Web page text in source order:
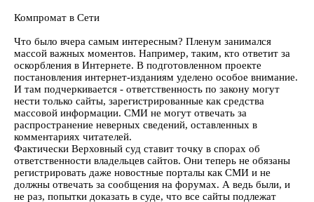
Компромат в Сети
Что было вчера самым интересным? Пленум занимался
массой важных моментов. Например, таким, кто ответит за
оскорбления в Интернете. В подготовленном проекте
постановления интернет-изданиям уделено особое внимание.
И там подчеркивается - ответственность по закону могут
нести только сайты, зарегистрированные как средства
массовой информации. СМИ не могут отвечать за
распространение неверных сведений, оставленных в
комментариях читателей.
Фактически Верховный суд ставит точку в спорах об
ответственности владельцев сайтов. Они теперь не обязаны
регистрировать даже новостные порталы как СМИ и не
должны отвечать за сообщения на форумах. А ведь были, и
не раз, попытки доказать в суде, что все сайты подлежат